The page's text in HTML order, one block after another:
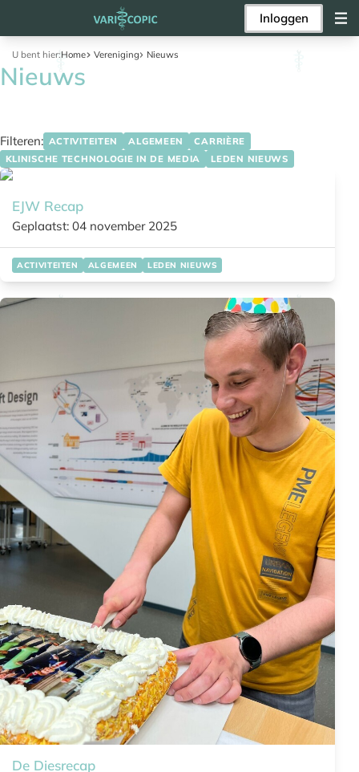
Inloggen
U bent hier:Home Vereniging Nieuws
Nieuws
Filteren: ACTIVITEITEN ALGEMEEN
CARRIÈRE
KLINISCHE TECHNOLOGIE IN DE MEDIA
LEDEN NIEUWS
EJW Recap
Geplaatst: 04 november 2025
ACTIVITEITEN ALGEMEEN LEDEN NIEUWS
De Diesrecap